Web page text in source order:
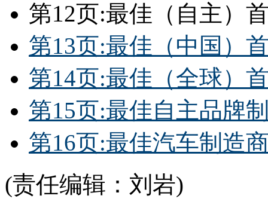
第12页:最佳（自主）
第13页:最佳（中国）
第14页:最佳（全球）
第15页:最佳自主品牌
第16页:最佳汽车制造
(责任编辑：刘岩)